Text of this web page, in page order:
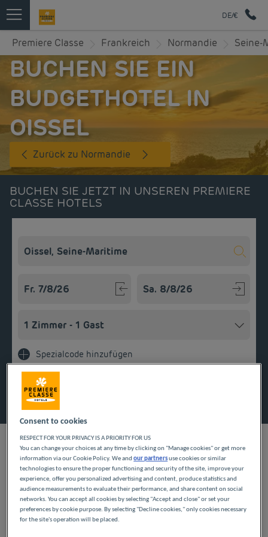
DE/€
Premiere Classe Frankreich Normandie Seine-
BUCHEN SIE EIN
BUDGETHOTEL IN
OISSEL
Zurück zu Normandie
BUCHEN SIE JETZT IN UNSEREN PREMIERE
CLASSE HOTELS
Spezialcode hinzufügen
UNSERE HOTELS IN
OISSEL ZU GÜNSTIGEN
PREISEN
Consent to cookies
RESPECT FOR YOUR PRIVACY IS A PRIORITY FOR US
You can change your choices at any time by clicking on "Manage cookies" or get more
information via our Cookie Policy. We andour partnersuse cookies or similar
technologies to ensure the proper functioning and security of the site, improve your
experience, offer you personalized advertising and content, produce statistics and
audience measurements to evaluate their performance, and share content on social
networks. You can accept all cookies by selecting "Accept and close" or set your
preferences by cookie purpose. By selecting "Decline cookies," only cookies necessary
for the site's operation will be placed.